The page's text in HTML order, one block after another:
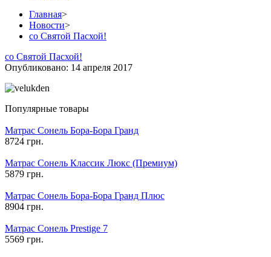
Главная>
Новости>
со Святой Пасхой!
со Святой Пасхой!
Опубликовано: 14 апреля 2017
Популярные товары
Матрас Сонель Бора-Бора Гранд
8724 грн.
Матрас Сонель Классик Люкс (Премиум)
5879 грн.
Матрас Сонель Бора-Бора Гранд Плюс
8904 грн.
Матрас Сонель Prestige 7
5569 грн.